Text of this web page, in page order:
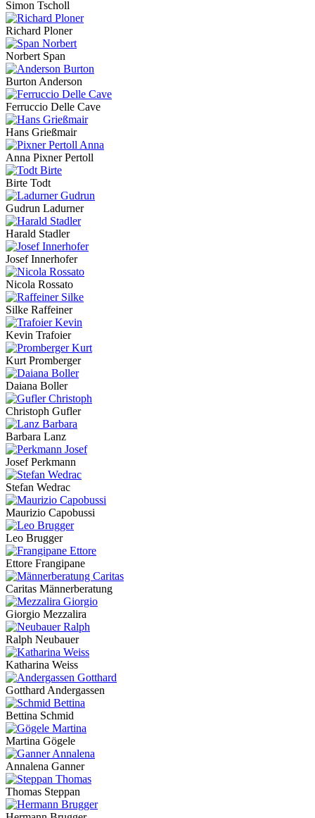
Simon Tscholl
Richard Ploner
Norbert Span
Burton Anderson
Ferruccio Delle Cave
Hans Grießmair
Anna Pixner Pertoll
Birte Todt
Gudrun Ladurner
Harald Stadler
Josef Innerhofer
Nicola Rossato
Silke Raffeiner
Kevin Trafoier
Kurt Promberger
Daiana Boller
Christoph Gufler
Barbara Lanz
Josef Perkmann
Stefan Wedrac
Maurizio Capobussi
Leo Brugger
Ettore Frangipane
Caritas Männerberatung
Giorgio Mezzalira
Ralph Neubauer
Katharina Weiss
Gotthard Andergassen
Bettina Schmid
Martina Gögele
Annalena Ganner
Thomas Steppan